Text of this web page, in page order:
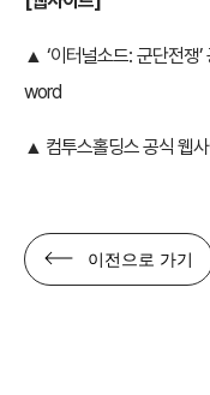
▲ ‘이터널소드: 군단전쟁’
word
▲ 컴투스홀딩스 공식 웹
이전으로 가기